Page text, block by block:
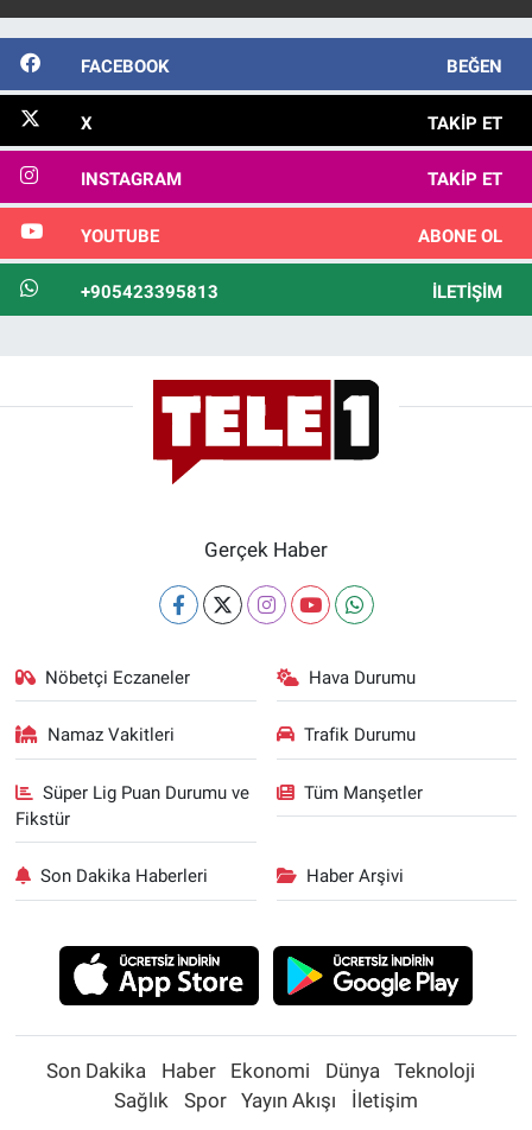
FACEBOOK BEĞEN
X TAKIP ET
INSTAGRAM TAKIP ET
YOUTUBE ABONE OL
+905423395813 İLETIŞIM
Gerçek Haber
Nöbetçi Eczaneler Hava Durumu
Namaz Vakitleri Trafik Durumu
Süper Lig Puan Durumu ve
Fikstür
Tüm Manşetler
Son Dakika Haberleri Haber Arşivi
Son Dakika Haber Ekonomi Dünya
Teknoloji
Sağlık
Spor Yayın Akışı İletişim